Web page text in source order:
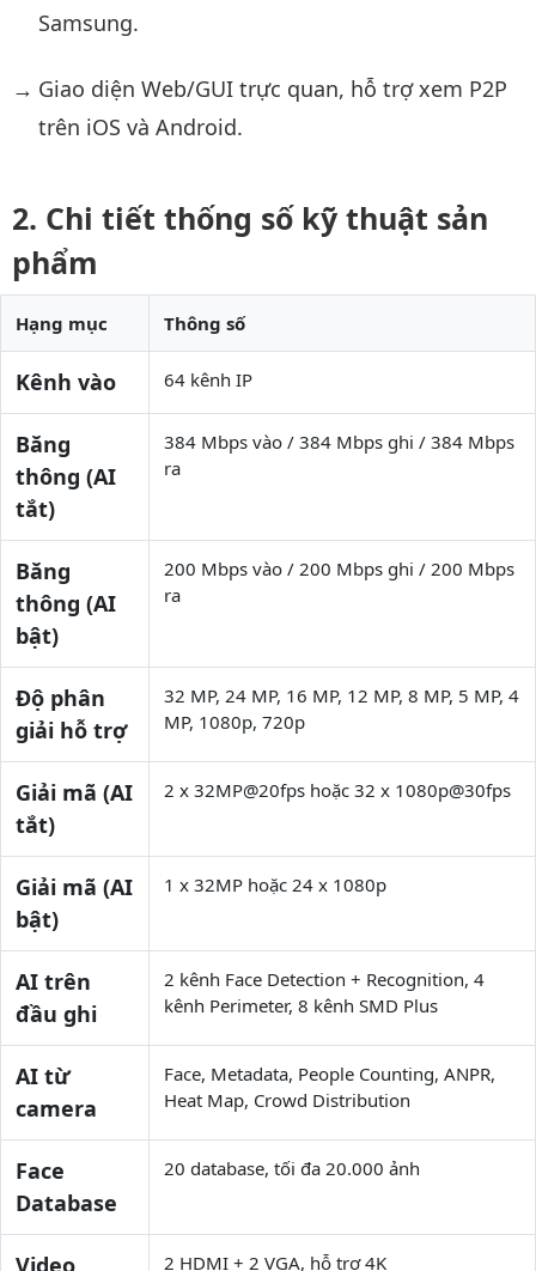
Samsung.
Giao diện Web/GUI trực quan, hỗ trợ xem P2P
trên iOS và Android.
Chi tiết thống số kỹ thuật sản
phẩm
Hạng mục Thông số
Kênh vào 64 kênh IP
Băng
thông (AI
tắt)
384 Mbps vào / 384 Mbps ghi / 384 Mbps
ra
Băng
thông (AI
bật)
200 Mbps vào / 200 Mbps ghi / 200 Mbps
ra
Độ phân
giải hỗ trợ
32 MP, 24 MP, 16 MP, 12 MP, 8 MP, 5 MP, 4
MP, 1080p, 720p
Giải mã (AI
tắt)
2 x 32MP@20fps hoặc 32 x 1080p@30fps
Giải mã (AI
bật)
1 x 32MP hoặc 24 x 1080p
AI trên
đầu ghi
2 kênh Face Detection + Recognition, 4
kênh Perimeter, 8 kênh SMD Plus
AI từ
camera
Face, Metadata, People Counting, ANPR,
Heat Map, Crowd Distribution
Face
Database
20 database, tối đa 20.000 ảnh
Video 2 HDMI + 2 VGA, hỗ trợ 4K